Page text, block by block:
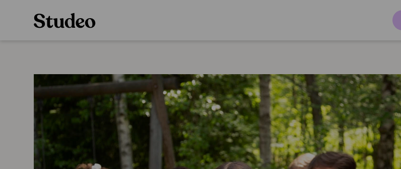
Preppaaja
Opettaja
Opiskelija
Huoltaja
Alakoulu
Oppiainesarjat
Oppimateriaalit
Alakoulun lisenssit
Hinnasto
Lukio
LOPS 2021
GLP 2021
Oppimateriaalit
Hinnasto